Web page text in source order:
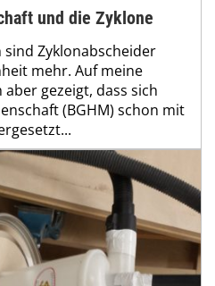
und die Zyklone
Zyklonabscheider
mehr. Auf meine
gezeigt, dass sich
(BGHM) schon mit